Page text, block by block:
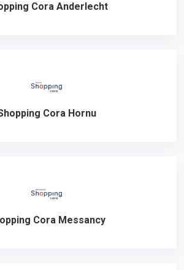
Cora Anderlecht
Cora Hornu
Cora Messancy